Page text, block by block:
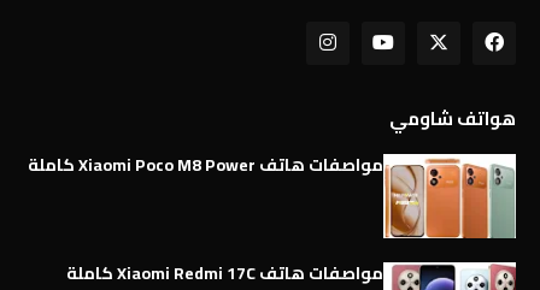
هواتف شاومي
مواصفات هاتف Xiaomi Poco M8 Power كاملة
مواصفات هاتف Xiaomi Redmi 17C كاملة